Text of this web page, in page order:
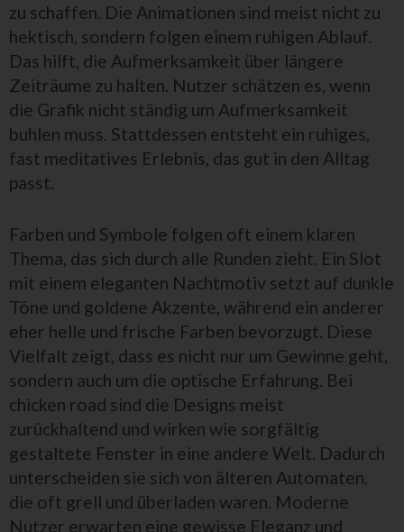
zu schaffen. Die Animationen sind meist nicht zu
hektisch, sondern folgen einem ruhigen Ablauf.
Das hilft, die Aufmerksamkeit über längere
Zeiträume zu halten. Nutzer schätzen es, wenn
die Grafik nicht ständig um Aufmerksamkeit
buhlen muss. Stattdessen entsteht ein ruhiges,
fast meditatives Erlebnis, das gut in den Alltag
passt.
Farben und Symbole folgen oft einem klaren
Thema, das sich durch alle Runden zieht. Ein Slot
mit einem eleganten Nachtmotiv setzt auf dunkle
Töne und goldene Akzente, während ein anderer
eher helle und frische Farben bevorzugt. Diese
Vielfalt zeigt, dass es nicht nur um Gewinne geht,
sondern auch um die optische Erfahrung. Bei
chicken road sind die Designs meist
zurückhaltend und wirken wie sorgfältig
gestaltete Fenster in eine andere Welt. Dadurch
unterscheiden sie sich von älteren Automaten,
die oft grell und überladen waren. Moderne
Nutzer erwarten eine gewisse Eleganz und